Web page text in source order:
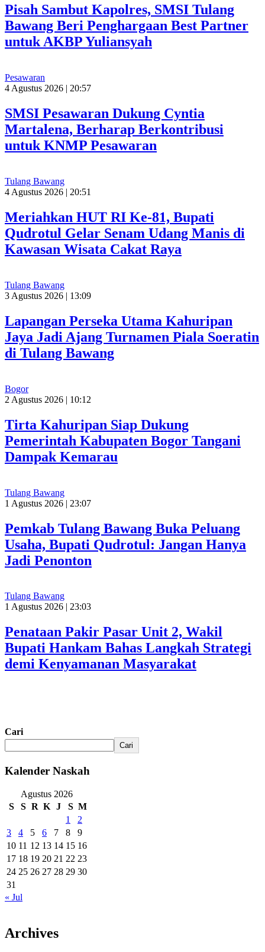
Pisah Sambut Kapolres, SMSI Tulang
Bawang Beri Penghargaan Best Partner
untuk AKBP Yuliansyah
Pesawaran
4 Agustus 2026 | 20:57
SMSI Pesawaran Dukung Cyntia
Martalena, Berharap Berkontribusi
untuk KNMP Pesawaran
Tulang Bawang
4 Agustus 2026 | 20:51
Meriahkan HUT RI Ke-81, Bupati
Qudrotul Gelar Senam Udang Manis di
Kawasan Wisata Cakat Raya
Tulang Bawang
3 Agustus 2026 | 13:09
Lapangan Perseka Utama Kahuripan
Jaya Jadi Ajang Turnamen Piala Soeratin
di Tulang Bawang
Bogor
2 Agustus 2026 | 10:12
Tirta Kahuripan Siap Dukung
Pemerintah Kabupaten Bogor Tangani
Dampak Kemarau
Tulang Bawang
1 Agustus 2026 | 23:07
Pemkab Tulang Bawang Buka Peluang
Usaha, Bupati Qudrotul: Jangan Hanya
Jadi Penonton
Tulang Bawang
1 Agustus 2026 | 23:03
Penataan Pakir Pasar Unit 2, Wakil
Bupati Hankam Bahas Langkah Strategi
demi Kenyamanan Masyarakat
Cari
Cari
Kalender Naskah
Agustus 2026
S
S R K J S M
1
2
3
4 5 6 7 8
9
10 11 12 13 14 15 16
17 18 19 20 21 22 23
24 25 26 27 28 29 30
31
« Jul
Archives